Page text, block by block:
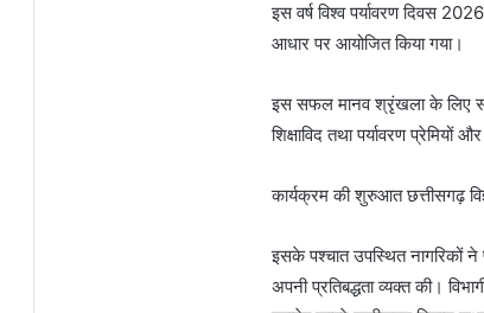
इस वर्ष विश्व पर्यावरण दिवस
आधार पर आयोजित किया गया।
इस सफल मानव श्रृंखला के लिए
शिक्षाविद तथा पर्यावरण प्रेमियों
कार्यक्रम की शुरुआत छत्तीसगढ़
इसके पश्चात उपस्थित नागरिकों
अपनी प्रतिबद्धता व्यक्त की।